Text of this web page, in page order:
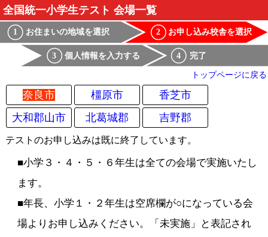
全国統一小学生テスト 会場一覧
3 個人情報を入力する
1 お住まいの地域を選択
4 完了
2 お申し込み校舎を選択
トップページに戻る
奈良市 橿原市
香芝市
大和郡山市
北葛城郡 吉野郡
テストのお申し込みは既に終了しています。
■小学３・４・５・６年生は全ての会場で実施いたし
ます。
■年長、小学１・２年生は空席欄が○になっている会
場よりお申し込みください。「未実施」と表記され